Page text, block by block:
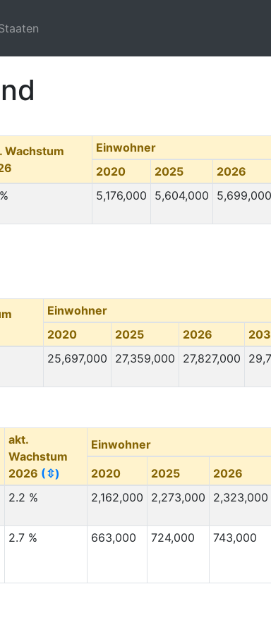
Wachstum
Einwohner
2020
2025 2026
5,176,000 5,604,000 5,699,000
Einwohner
2020
2025 2026
25,697,000 27,359,000 27,827,000
akt.
Wachstum
2026 (⇳)
Einwohner
2020 2025 2026
2.2 % 2,162,000 2,273,000 2,323,000
2.7 % 663,000 724,000 743,000